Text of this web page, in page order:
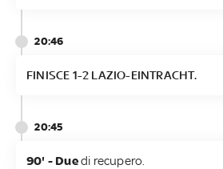
20:46
FINISCE 1-2 LAZIO-EINTRACHT.
20:45
90' - Duedi recupero.